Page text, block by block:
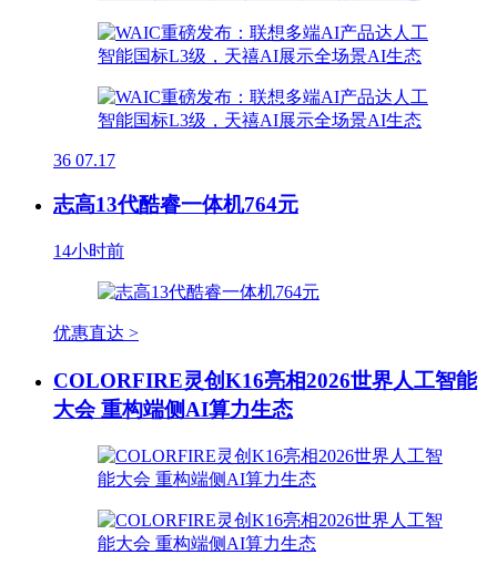
36 07.17
志高13代酷睿一体机764元
14小时前
优惠直达 >
COLORFIRE灵创K16亮相2026世界人工智能
大会 重构端侧AI算力生态